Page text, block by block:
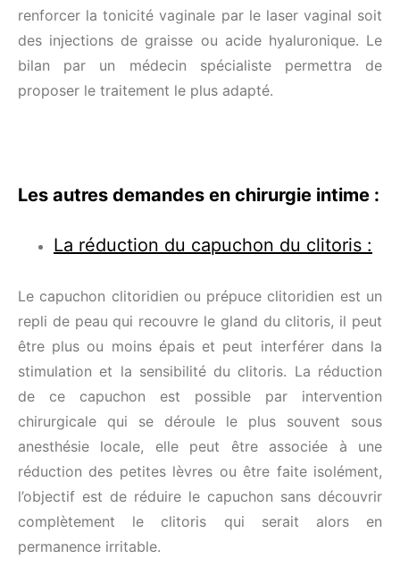
renforcer la tonicité vaginale par le laser vaginal soit
des injections de graisse ou acide hyaluronique. Le
bilan par un médecin spécialiste permettra de
proposer le traitement le plus adapté.
Les autres demandes en chirurgie intime :
La réduction du capuchon du clitoris :
Le capuchon clitoridien ou prépuce clitoridien est un
repli de peau qui recouvre le gland du clitoris, il peut
être plus ou moins épais et peut interférer dans la
stimulation et la sensibilité du clitoris. La réduction
de ce capuchon est possible par intervention
chirurgicale qui se déroule le plus souvent sous
anesthésie locale, elle peut être associée à une
réduction des petites lèvres ou être faite isolément,
l’objectif est de réduire le capuchon sans découvrir
complètement le clitoris qui serait alors en
permanence irritable.